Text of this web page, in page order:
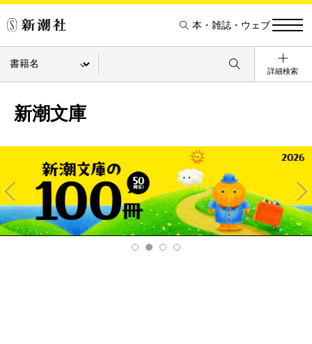
本・雑誌・ウェブ
詳細検索
新潮文庫
Pre
v
Ne
xt